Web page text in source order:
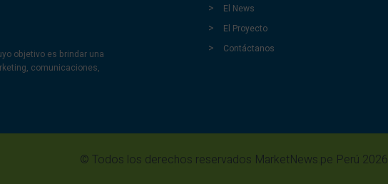
objetivo es brindar una
comunicaciones,
El News
El Proyecto
Contáctanos
© Todos los derechos reservados MarketNews.pe Perú 2026